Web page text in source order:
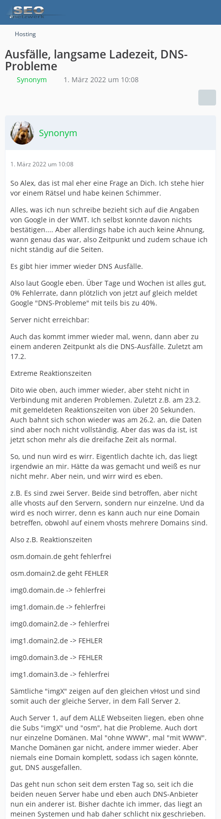
Hosting
Ausfälle, langsame Ladezeit, DNS-
Probleme
Synonym 1. März 2022 um 10:08
Synonym
1. März 2022 um 10:08
So Alex, das ist mal eher eine Frage an Dich. Ich stehe hier
vor einem Rätsel und habe keinen Schimmer.
Alles, was ich nun schreibe bezieht sich auf die Angaben
von Google in der WMT. Ich selbst konnte davon nichts
bestätigen.... Aber allerdings habe ich auch keine Ahnung,
wann genau das war, also Zeitpunkt und zudem schaue ich
nicht ständig auf die Seiten.
Es gibt hier immer wieder DNS Ausfälle.
Also laut Google eben. Über Tage und Wochen ist alles gut,
0% Fehlerrate, dann plötzlich von jetzt auf gleich meldet
Google "DNS-Probleme" mit teils bis zu 40%.
Server nicht erreichbar:
Auch das kommt immer wieder mal, wenn, dann aber zu
einem anderen Zeitpunkt als die DNS-Ausfälle. Zuletzt am
17.2.
Extreme Reaktionszeiten
Dito wie oben, auch immer wieder, aber steht nicht in
Verbindung mit anderen Problemen. Zuletzt z.B. am 23.2.
mit gemeldeten Reaktionszeiten von über 20 Sekunden.
Auch bahnt sich schon wieder was am 26.2. an, die Daten
sind aber noch nicht vollständig. Aber das was da ist, ist
jetzt schon mehr als die dreifache Zeit als normal.
So, und nun wird es wirr. Eigentlich dachte ich, das liegt
irgendwie an mir. Hätte da was gemacht und weiß es nur
nicht mehr. Aber nein, und wirr wird es eben.
z.B. Es sind zwei Server. Beide sind betroffen, aber nicht
alle vhosts auf den Servern, sondern nur einzelne. Und da
wird es noch wirrer, denn es kann auch nur eine Domain
betreffen, obwohl auf einem vhosts mehrere Domains sind.
Also z.B. Reaktionszeiten
osm.domain.de geht fehlerfrei
osm.domain2.de geht FEHLER
img0.domain.de -> fehlerfrei
img1.domain.de -> fehlerfrei
img0.domain2.de -> fehlerfrei
img1.domain2.de -> FEHLER
img0.domain3.de -> FEHLER
img1.domain3.de -> fehlerfrei
Sämtliche "imgX" zeigen auf den gleichen vHost und sind
somit auch der gleiche Server, in dem Fall Server 2.
Auch Server 1, auf dem ALLE Webseiten liegen, eben ohne
die Subs "imgX" und "osm", hat die Probleme. Auch dort
nur einzelne Domänen. Mal "ohne WWW", mal "mit WWW".
Manche Domänen gar nicht, andere immer wieder. Aber
niemals eine Domain komplett, sodass ich sagen könnte,
gut, DNS ausgefallen.
Das geht nun schon seit dem ersten Tag so, seit ich die
beiden neuen Server habe und eben auch DNS-Anbieter
nun ein anderer ist. Bisher dachte ich immer, das liegt an
meinen Systemen und hab daher schlicht nix geschrieben.